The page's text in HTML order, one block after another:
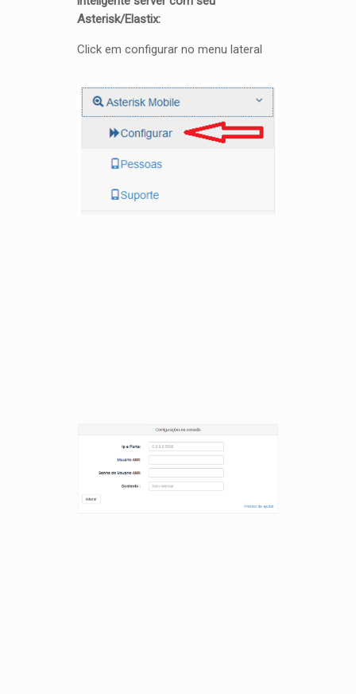
Asterisk/Elastix:
Click em configurar no menu lateral